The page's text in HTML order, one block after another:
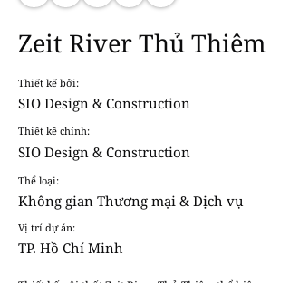
Zeit River Thủ Thiêm
Thiết kế bởi:
SIO Design & Construction
Thiết kế chính:
SIO Design & Construction
Thể loại:
Không gian Thương mại & Dịch vụ
Vị trí dự án:
TP. Hồ Chí Minh